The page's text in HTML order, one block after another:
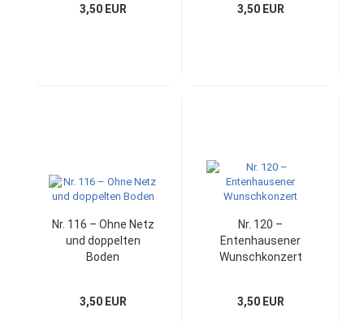
3,50 EUR 3,50 EUR
Nr. 116 – Ohne Netz
und doppelten
Boden
3,50 EUR
Nr. 120 –
Entenhausener
Wunschkonzert
3,50 EUR